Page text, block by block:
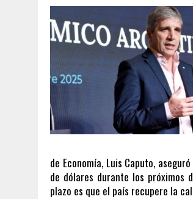
de Economía, Luis Caputo,
de dólares durante los próximos
plazo es que el país recupere la